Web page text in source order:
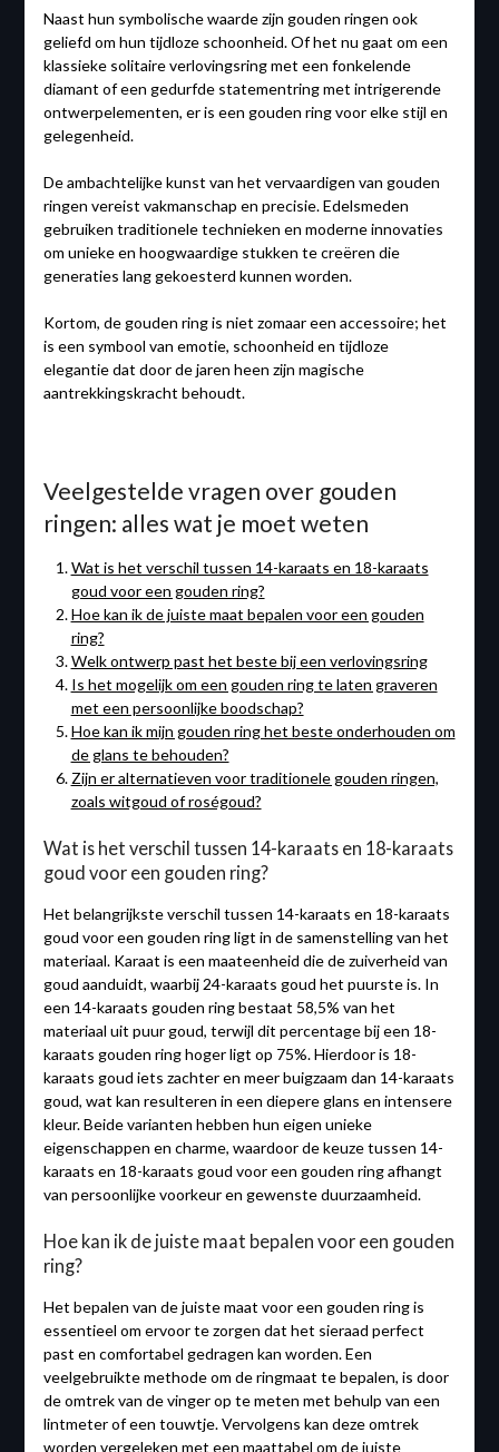
Naast hun symbolische waarde zijn gouden ringen ook
geliefd om hun tijdloze schoonheid. Of het nu gaat om een
klassieke solitaire verlovingsring met een fonkelende
diamant of een gedurfde statementring met intrigerende
ontwerpelementen, er is een gouden ring voor elke stijl en
gelegenheid.
De ambachtelijke kunst van het vervaardigen van gouden
ringen vereist vakmanschap en precisie. Edelsmeden
gebruiken traditionele technieken en moderne innovaties
om unieke en hoogwaardige stukken te creëren die
generaties lang gekoesterd kunnen worden.
Kortom, de gouden ring is niet zomaar een accessoire; het
is een symbool van emotie, schoonheid en tijdloze
elegantie dat door de jaren heen zijn magische
aantrekkingskracht behoudt.
Veelgestelde vragen over gouden
ringen: alles wat je moet weten
Wat is het verschil tussen 14-karaats en 18-karaats
goud voor een gouden ring?
Hoe kan ik de juiste maat bepalen voor een gouden
ring?
Welk ontwerp past het beste bij een verlovingsring
Is het mogelijk om een ​​gouden ring te laten graveren
met een persoonlijke boodschap?
Hoe kan ik mijn gouden ring het beste onderhouden om
de glans te behouden?
Zijn er alternatieven voor traditionele gouden ringen,
zoals witgoud of roségoud?
Wat is het verschil tussen 14-karaats en 18-karaats
goud voor een gouden ring?
Het belangrijkste verschil tussen 14-karaats en 18-karaats
goud voor een gouden ring ligt in de samenstelling van het
materiaal. Karaat is een maateenheid die de zuiverheid van
goud aanduidt, waarbij 24-karaats goud het puurste is. In
een 14-karaats gouden ring bestaat 58,5% van het
materiaal uit puur goud, terwijl dit percentage bij een 18-
karaats gouden ring hoger ligt op 75%. Hierdoor is 18-
karaats goud iets zachter en meer buigzaam dan 14-karaats
goud, wat kan resulteren in een diepere glans en intensere
kleur. Beide varianten hebben hun eigen unieke
eigenschappen en charme, waardoor de keuze tussen 14-
karaats en 18-karaats goud voor een gouden ring afhangt
van persoonlijke voorkeur en gewenste duurzaamheid.
Hoe kan ik de juiste maat bepalen voor een gouden
ring?
Het bepalen van de juiste maat voor een gouden ring is
essentieel om ervoor te zorgen dat het sieraad perfect
past en comfortabel gedragen kan worden. Een
veelgebruikte methode om de ringmaat te bepalen, is door
de omtrek van de vinger op te meten met behulp van een
lintmeter of een touwtje. Vervolgens kan deze omtrek
worden vergeleken met een maattabel om de juiste